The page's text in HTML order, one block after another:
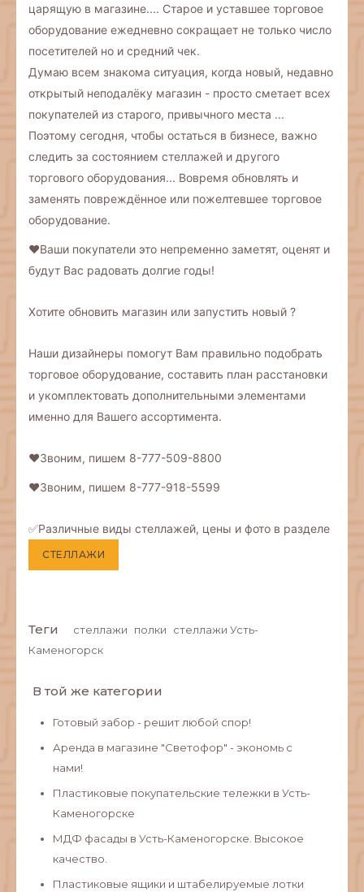
царящую в магазине.... Старое и уставшее торговое
оборудование ежедневно сокращает не только число
посетителей но и средний чек.
Думаю всем знакома ситуация, когда новый, недавно
открытый неподалёку магазин - просто сметает всех
покупателей из старого, привычного места ...
Поэтому сегодня, чтобы остаться в бизнесе, важно
следить за состоянием стеллажей и другого
торгового оборудования... Вовремя обновлять и
заменять повреждённое или пожелтевшее торговое
оборудование.
❤️Ваши покупатели это непременно заметят, оценят и
будут Вас радовать долгие годы!
Хотите обновить магазин или запустить новый ?
Наши дизайнеры помогут Вам правильно подобрать
торговое оборудование, составить план расстановки
и укомплектовать дополнительными элементами
именно для Вашего ассортимента.
❤️Звоним, пишем 8-777-509-8800
❤️Звоним, пишем 8-777-918-5599
✅Различные виды стеллажей, цены и фото в разделе
СТЕЛЛАЖИ
Теги стеллажи полки
стеллажи Усть-
Каменогорск
В той же категории
Готовый забор - решит любой спор!
Аренда в магазине "Светофор" - экономь с
нами!
Пластиковые покупательские тележки в Усть-
Каменогорске
МДФ фасады в Усть-Каменогорске. Высокое
качество.
Пластиковые ящики и штабелируемые лотки